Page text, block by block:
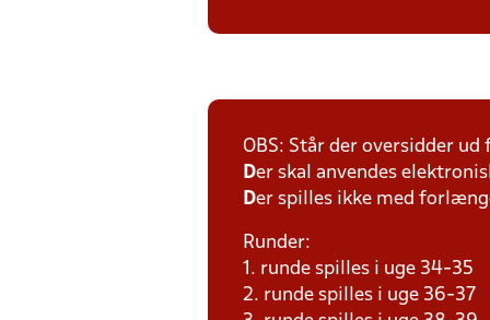
OBS: Står der oversidder
Der skal anvendes
Der spilles ikke med
Runder:
1. runde spilles i uge 34-35
2. runde spilles i uge 36-37